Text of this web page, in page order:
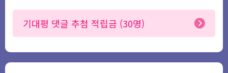
기대평 댓글 추첨 적립금 (30명)